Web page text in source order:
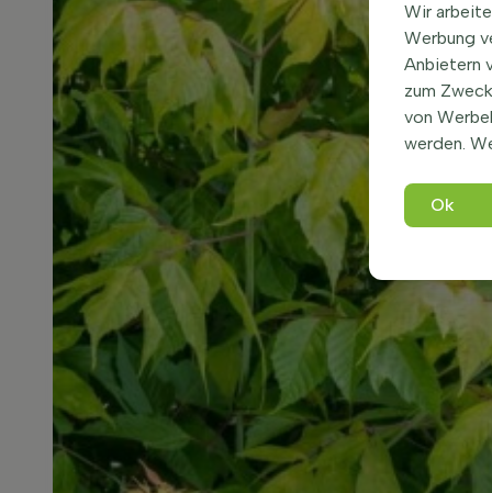
Wir
Werbung
Anbietern
zum
von
werden.
Ok